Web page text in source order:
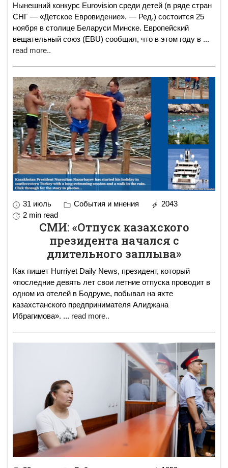
Нынешний конкурс Eurovision среди детей (в ряде стран
СНГ — «Детское Евровидение». — Ред.) состоится 25
ноября в столице Беларуси Минске. Европейский
вещательный союз (EBU) сообщил, что в этом году в ...
read more..
31 июль События и мнения
2043
2 min read
СМИ: «Отпуск казахского
президента начался с
длительного заплыва»
Как пишет Нurriyet Daily News, президент, который
«последние девять лет свои летние отпуска проводит в
одном из отелей в Бодруме, побывал на яхте
казахстанского предпринимателя Алиджана
Ибрагимова». ... read more..